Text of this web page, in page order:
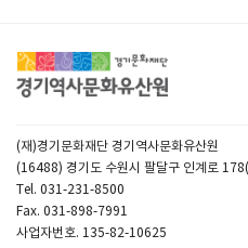
(재)경기문화재단 경기역사문화유산원
(16488) 경기도 수원시 팔달구 인계로
Tel. 031-231-8500
Fax. 031-898-7991
사업자번호. 135-82-10625